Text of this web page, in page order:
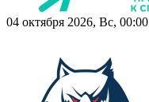
04 октября 2026, Вс, 00:00